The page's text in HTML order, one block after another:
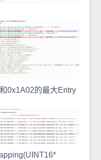
0x1A02的最大Entry